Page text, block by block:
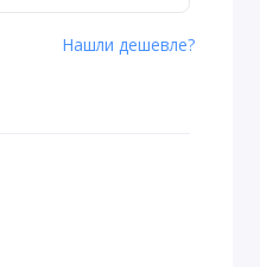
Нашли дешевле?